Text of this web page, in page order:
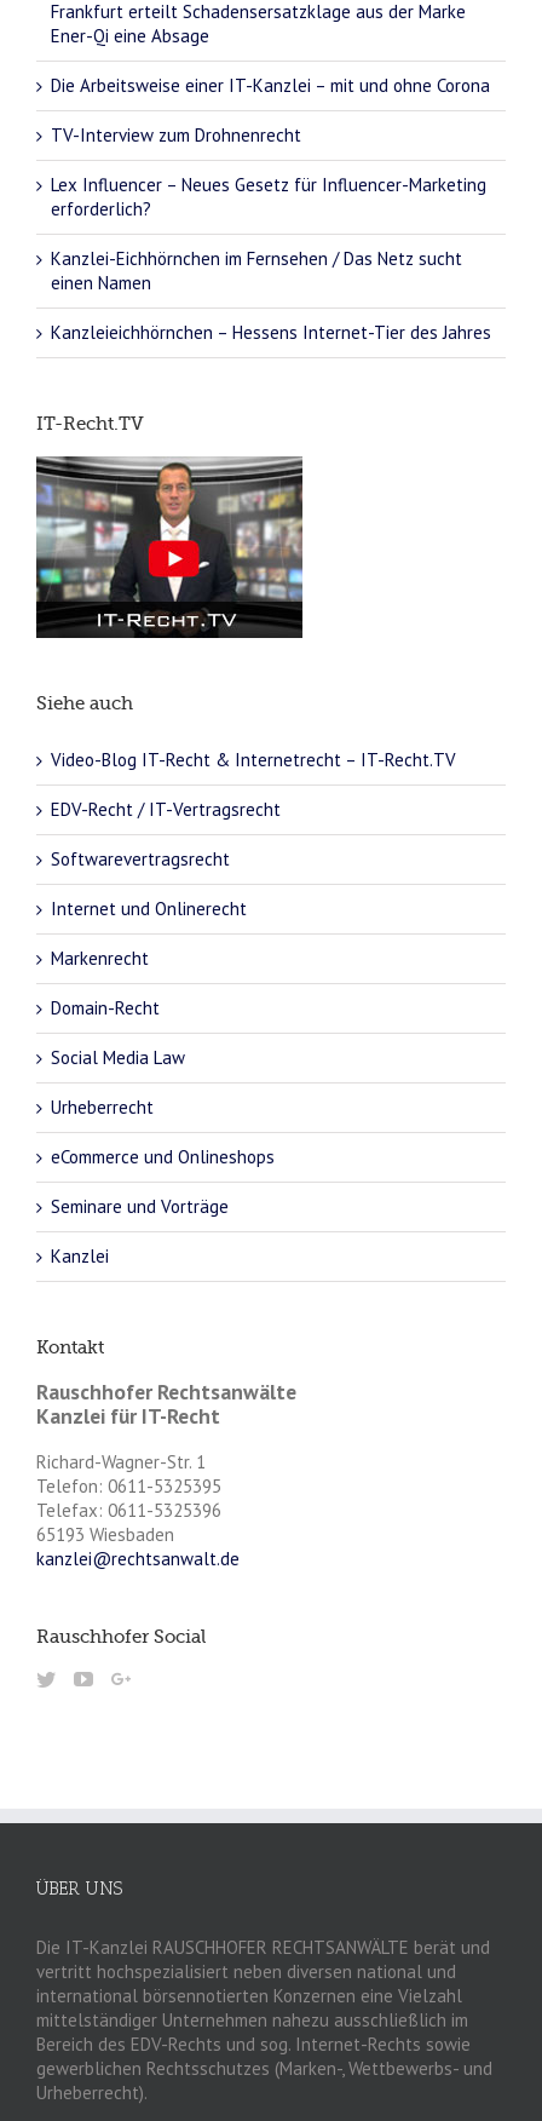
Frankfurt erteilt Schadensersatzklage aus der Marke
Ener-Qi eine Absage
Die Arbeitsweise einer IT-Kanzlei – mit und ohne Corona
TV-Interview zum Drohnenrecht
Lex Influencer – Neues Gesetz für Influencer-Marketing
erforderlich?
Kanzlei-Eichhörnchen im Fernsehen / Das Netz sucht
einen Namen
Kanzleieichhörnchen – Hessens Internet-Tier des Jahres
IT-Recht.TV
Siehe auch
Video-Blog IT-Recht & Internetrecht – IT-Recht.TV
EDV-Recht / IT-Vertragsrecht
Softwarevertragsrecht
Internet und Onlinerecht
Markenrecht
Domain-Recht
Social Media Law
Urheberrecht
eCommerce und Onlineshops
Seminare und Vorträge
Kanzlei
Kontakt
Rauschhofer Rechtsanwälte
Kanzlei für IT-Recht
Richard-Wagner-Str. 1
Telefon: 0611-5325395
Telefax: 0611-5325396
65193 Wiesbaden
kanzlei@rechtsanwalt.de
Rauschhofer Social
ÜBER UNS
Die IT-Kanzlei RAUSCHHOFER RECHTSANWÄLTE berät und
vertritt hochspezialisiert neben diversen national und
international börsennotierten Konzernen eine Vielzahl
mittelständiger Unternehmen nahezu ausschließlich im
Bereich des EDV-Rechts und sog. Internet-Rechts sowie
gewerblichen Rechtsschutzes (Marken-, Wettbewerbs- und
Urheberrecht).